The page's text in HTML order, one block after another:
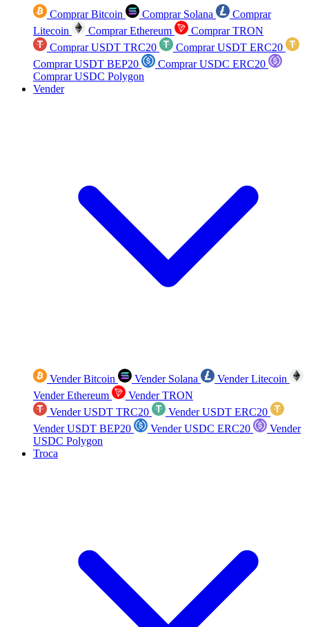
Comprar Bitcoin Comprar Solana
Comprar
Litecoin
Comprar Ethereum
Comprar TRON
Comprar USDT TRC20
Comprar USDT ERC20
Comprar USDT BEP20
Comprar USDC ERC20
Comprar USDC Polygon
Vender
Vender Bitcoin Vender Solana
Vender Litecoin
Vender Ethereum
Vender TRON
Vender USDT TRC20
Vender USDT ERC20
Vender USDT BEP20
Vender USDC ERC20
Vender
USDC Polygon
Troca